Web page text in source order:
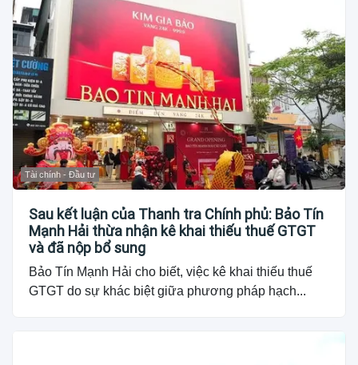
Tài chính - Đầu tư
Sau kết luận của Thanh tra Chính phủ: Bảo Tín
Mạnh Hải thừa nhận kê khai thiếu thuế GTGT
và đã nộp bổ sung
Bảo Tín Mạnh Hải cho biết, việc kê khai thiếu thuế
GTGT do sự khác biệt giữa phương pháp hạch...